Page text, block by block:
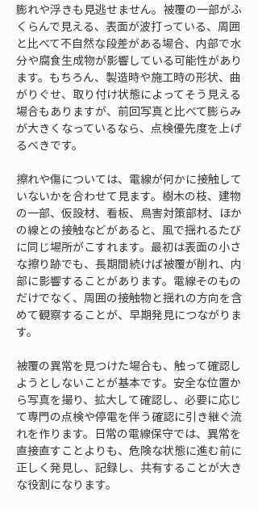
膨れや浮きも見逃せません。被覆の一部がふ
くらんで見える、表面が波打っている、周囲
と比べて不自然な段差がある場合、内部で水
分や腐食生成物が影響している可能性があり
ます。もちろん、製造時や施工時の形状、曲
がりぐせ、取り付け状態によってそう見える
場合もありますが、前回写真と比べて膨らみ
が大きくなっているなら、点検優先度を上げ
るべきです。
擦れや傷については、電線が何かに接触して
いないかを合わせて見ます。樹木の枝、建物
の一部、仮設材、看板、鳥害対策部材、ほか
の線との接触などがあると、風で揺れるたび
に同じ場所がこすれます。最初は表面の小さ
な擦り跡でも、長期間続けば被覆が削れ、内
部に影響することがあります。電線そのもの
だけでなく、周囲の接触物と揺れの方向を含
めて観察することが、早期発見につながりま
す。
被覆の異常を見つけた場合も、触って確認し
ようとしないことが基本です。安全な位置か
ら写真を撮り、拡大して確認し、必要に応じ
て専門の点検や停電を伴う確認に引き継ぐ流
れを作ります。日常の電線保守では、異常を
直接直すことよりも、危険な状態に進む前に
正しく発見し、記録し、共有することが大き
な役割になります。